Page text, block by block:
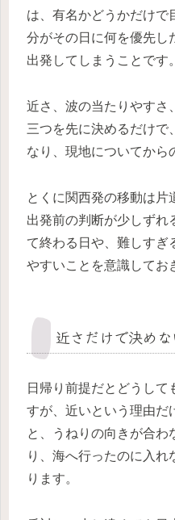
は、有名かどうかだけで
分がその日に何を優先し
出発してしまうことです。
近さ、波の当たりやすさ
三つを先に決めるだけで
なり、現地についてから
とくに関西発の移動は片
出発前の判断が少しずれ
て終わる日や、難しすぎ
やすいことを意識してお
近さだけで決めな
日帰り前提だとどうして
すが、近いという理由だ
と、うねりの向きが合わ
り、海へ行ったのに入れ
ります。